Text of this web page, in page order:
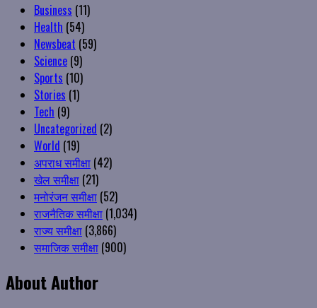
Business (11)
Health (54)
Newsbeat (59)
Science (9)
Sports (10)
Stories (1)
Tech (9)
Uncategorized (2)
World (19)
अपराध समीक्षा (42)
खेल समीक्षा (21)
मनोरंजन समीक्षा (52)
राजनैतिक समीक्षा (1,034)
राज्य समीक्षा (3,866)
समाजिक समीक्षा (900)
About Author